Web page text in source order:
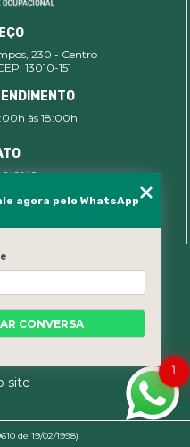
230 - Centro
13010-151
às 18:00h
9142
site
de 19/02/1998)
1
agora pelo WhatsApp
CONVERSA